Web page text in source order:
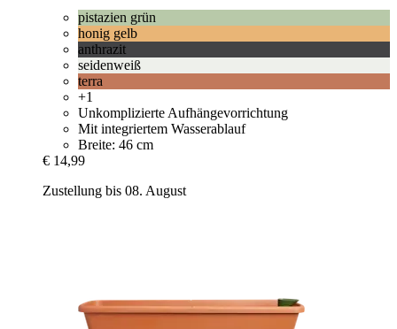
pistazien grün
honig gelb
anthrazit
seidenweiß
terra
+1
Unkomplizierte Aufhängevorrichtung
Mit integriertem Wasserablauf
Breite: 46 cm
€ 14,99
Zustellung bis 08. August